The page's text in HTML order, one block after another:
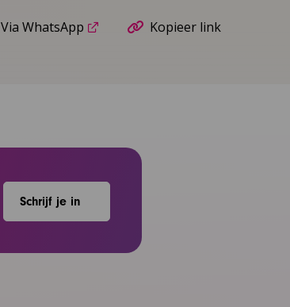
Via WhatsApp Kopieer link
Schrijf je in